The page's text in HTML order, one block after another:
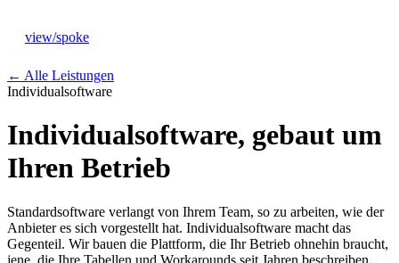
view/spoke
→ Leistungen
→ Ansatz
← Alle Leistungen
Individualsoftware
Individualsoftware, gebaut um
Ihren Betrieb
Standardsoftware verlangt von Ihrem Team, so zu arbeiten, wie der
Anbieter es sich vorgestellt hat. Individualsoftware macht das
Gegenteil. Wir bauen die Plattform, die Ihr Betrieb ohnehin braucht,
jene, die Ihre Tabellen und Workarounds seit Jahren beschreiben.